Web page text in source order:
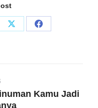
Share
Share
Kamu Jadi